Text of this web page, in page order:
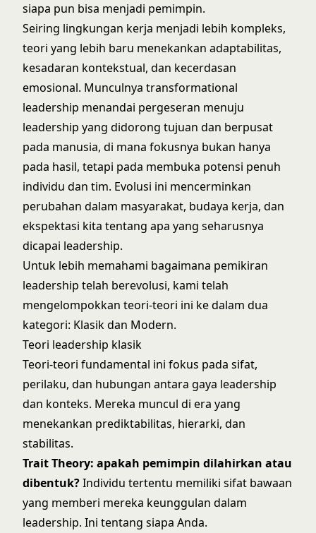
siapa pun bisa menjadi pemimpin.
Seiring lingkungan kerja menjadi lebih kompleks,
teori yang lebih baru menekankan adaptabilitas,
kesadaran kontekstual, dan kecerdasan
emosional. Munculnya transformational
leadership menandai pergeseran menuju
leadership yang didorong tujuan dan berpusat
pada manusia, di mana fokusnya bukan hanya
pada hasil, tetapi pada membuka potensi penuh
individu dan tim. Evolusi ini mencerminkan
perubahan dalam masyarakat, budaya kerja, dan
ekspektasi kita tentang apa yang seharusnya
dicapai leadership.
Untuk lebih memahami bagaimana pemikiran
leadership telah berevolusi, kami telah
mengelompokkan teori-teori ini ke dalam dua
kategori: Klasik dan Modern.
Teori leadership klasik
Teori-teori fundamental ini fokus pada sifat,
perilaku, dan hubungan antara gaya leadership
dan konteks. Mereka muncul di era yang
menekankan prediktabilitas, hierarki, dan
stabilitas.
Trait Theory: apakah pemimpin dilahirkan atau
dibentuk?Individu tertentu memiliki sifat bawaan
yang memberi mereka keunggulan dalam
leadership. Ini tentang siapa Anda.